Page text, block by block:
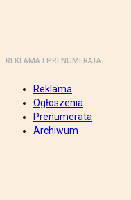
REKLAMA I PRENUMERATA
Reklama
Ogłoszenia
Prenumerata
Archiwum